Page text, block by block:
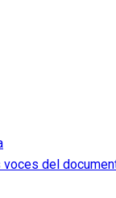
voces del